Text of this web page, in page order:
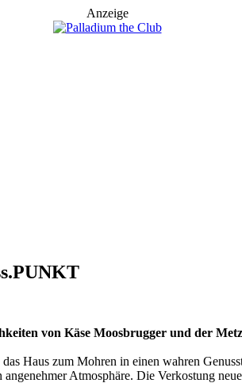
Anzeige
von Käse Moosbrugger und der
Haus zum Mohren in einen wahren
Atmosphäre. Die Verkostung